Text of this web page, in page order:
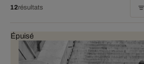
12résultats
Épuisé